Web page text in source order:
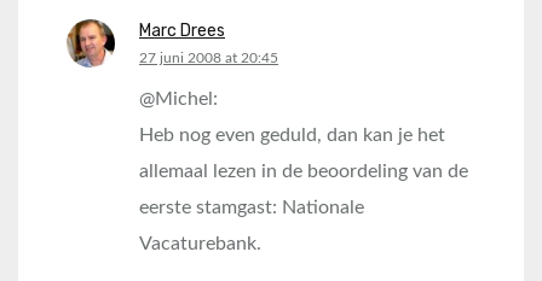
Marc Drees
says:
27 juni 2008 at 20:45
@Michel:
Heb nog even geduld, dan kan je het
allemaal lezen in de beoordeling van de
eerste stamgast: Nationale
Vacaturebank.